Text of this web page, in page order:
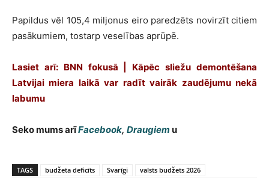
Papildus vēl 105,4 miljonus eiro paredzēts novirzīt citiem
pasākumiem, tostarp veselības aprūpē.
Lasiet arī: BNN fokusā | Kāpēc sliežu demontēšana
Latvijai miera laikā var radīt vairāk zaudējumu nekā
labumu
Seko mums arīFacebook, Draugiem u
TAGS budžeta deficīts Svarīgi valsts budžets 2026